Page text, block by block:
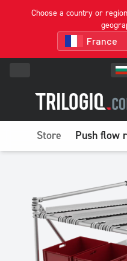
Choose a country or
Store Push flow